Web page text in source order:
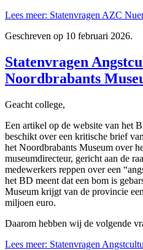
Lees meer: Statenvragen AZC
Geschreven op 10 februari 2026.
Statenvragen
Noordbrabants
Geacht college,
Een artikel op de website van het
beschikt over een kritische brief
het Noordbrabants Museum over
museumdirecteur, gericht aan de
medewerkers reppen over een
het BD meent dat een bom is
Museum krijgt van de provincie
miljoen euro.
Daarom hebben wij de volgende
Lees meer: Statenvragen